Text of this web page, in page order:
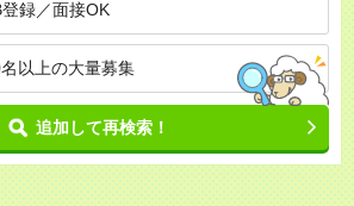
録／面接OK
以上の大量募集
追加して再検索！